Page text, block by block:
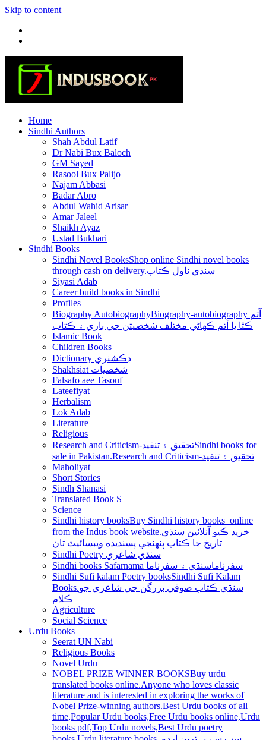
Skip to content
Home
Sindhi Authors
Shah Abdul Latif
Dr Nabi Bux Baloch
GM Sayed
Rasool Bux Palijo
Najam Abbasi
Badar Abro
Abdul Wahid Arisar
Amar Jaleel
Shaikh Ayaz
Ustad Bukhari
Sindhi Books
Sindhi Novel BooksShop online Sindhi novel books
through cash on delivery.سنڌي ناول ڪتاب
Siyasi Adab
Career build books in Sindhi
Profiles
Biography AutobiographyBiography-autobiography آتم
ڪٿا يا آتم ڪھاڻي مختلف شخصيتن جي باري ۾ ڪتاب
Islamic Book
Children Books
Dictionary ڊڪشنري
Shakhsiat شخصيات
Falsafo aee Tasouf
Lateefiyat
Herbalism
Lok Adab
Literature
Religious
Research and Criticism-تحقيق ۽ تنقيدSindhi books for
sale in Pakistan.Research and Criticism-تحقيق ۽ تنقيد
Maholiyat
Short Stories
Sindh Shanasi
Translated Book S
Science
Sindhi history booksBuy Sindhi history books online
from the Indus book website.خريد ڪيو آنلائين سنڌي
تاريخ جا ڪتاب پنھنجي پسنديده ويبسائيٽ تان
Sindhi Poetry سنڌي شاعري
Sindhi books Safarnama سفرناماسنڌي ۾ سفرناما
Sindhi Sufi kalam Poetry booksSindhi Sufi Kalam
Books.سنڌي ڪتاب صوفي بزرگن جي شاعري جو
ڪلام
Agriculture
Social Science
Urdu Books
Seerat UN Nabi
Religious Books
Novel Urdu
NOBEL PRIZE WINNER BOOKSBuy urdu
translated books online.Anyone who loves classic
literature and is interested in exploring the works of
Nobel Prize-winning authors.Best Urdu books of all
time,Popular Urdu books,Free Urdu books online,Urdu
books pdf,Top Urdu novels,Best Urdu poetry